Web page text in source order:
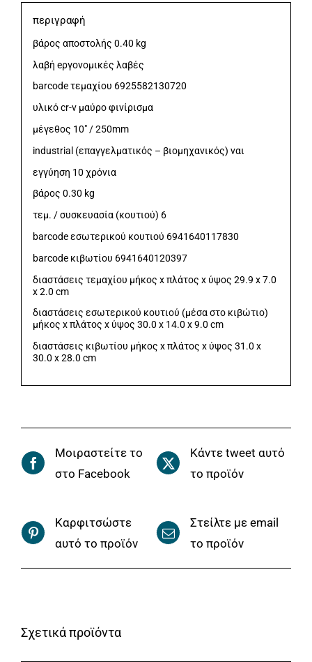
περιγραφή
βάρος αποστολής 0.40 kg
λαβή eργονομικές λαβές
barcode τεμαχίου 6925582130720
υλικό cr-v μαύρο φινίρισμα
μέγεθος 10" / 250mm
industrial (επαγγελματικός – βιομηχανικός) ναι
εγγύηση 10 χρόνια
βάρος 0.30 kg
τεμ. / συσκευασία (κουτιού) 6
barcode εσωτερικού κουτιού 6941640117830
barcode κιβωτίου 6941640120397
διαστάσεις τεμαχίου μήκος x πλάτος x ύψος 29.9 x 7.0
x 2.0 cm
διαστάσεις εσωτερικού κουτιού (μέσα στο κιβώτιο)
μήκος x πλάτος x ύψος 30.0 x 14.0 x 9.0 cm
διαστάσεις κιβωτίου μήκος x πλάτος x ύψος 31.0 x
30.0 x 28.0 cm
Μοιραστείτε το
στο Facebook
Κάντε tweet αυτό
το προϊόν
Καρφιτσώστε
αυτό το προϊόν
Στείλτε με email
το προϊόν
Σχετικά προϊόντα